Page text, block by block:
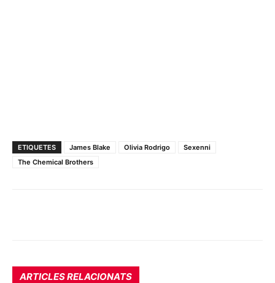
ETIQUETES James Blake Olivia Rodrigo
Sexenni
The Chemical Brothers
ARTICLES RELACIONATS